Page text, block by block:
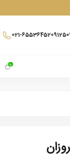
021-65536452
0